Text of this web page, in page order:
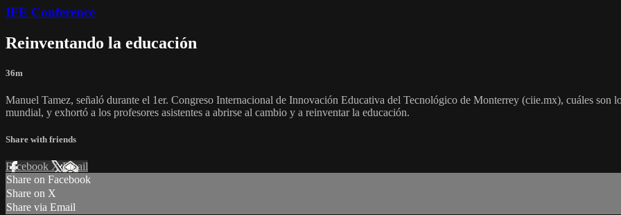
IFE Conference
Reinventando la educación
36m
Manuel Tamez, señaló durante el 1er. Congreso Internacional de Innovación Educativa del Tecnológico de Monterrey (ciie.mx), cuáles son
mundial, y exhortó a los profesores asistentes a abrirse al cambio y a reinventar la educación.
Share with friends
Facebook XEmail
Share on Facebook
Share on X
Share via Email